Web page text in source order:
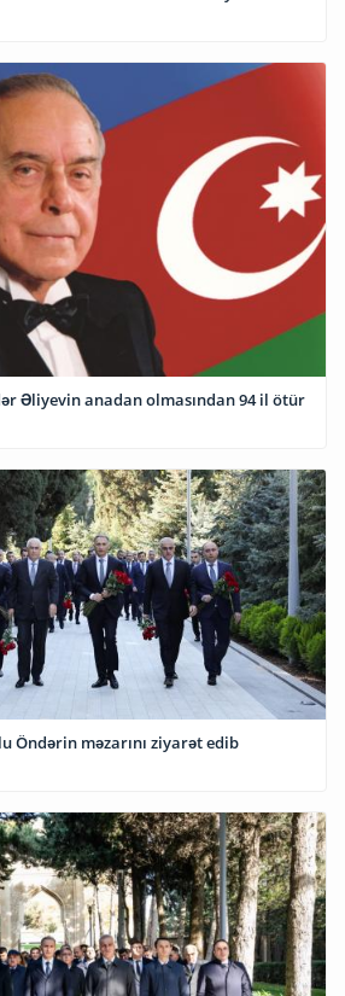
Əliyevin anadan olmasından 94 il ötür
Öndərin məzarını ziyarət edib